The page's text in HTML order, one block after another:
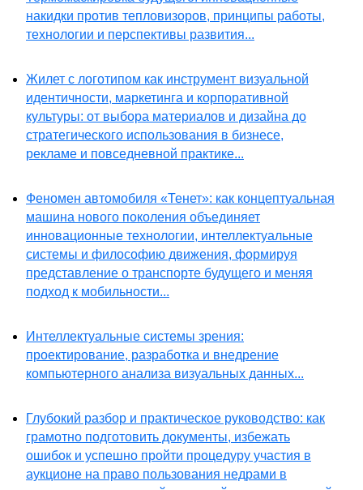
накидки против тепловизоров, принципы работы,
технологии и перспективы развития...
Жилет с логотипом как инструмент визуальной
идентичности, маркетинга и корпоративной
культуры: от выбора материалов и дизайна до
стратегического использования в бизнесе,
рекламе и повседневной практике...
Феномен автомобиля «Тенет»: как концептуальная
машина нового поколения объединяет
инновационные технологии, интеллектуальные
системы и философию движения, формируя
представление о транспорте будущего и меняя
подход к мобильности...
Интеллектуальные системы зрения:
проектирование, разработка и внедрение
компьютерного анализа визуальных данных...
Глубокий разбор и практическое руководство: как
грамотно подготовить документы, избежать
ошибок и успешно пройти процедуру участия в
аукционе на право пользования недрами в